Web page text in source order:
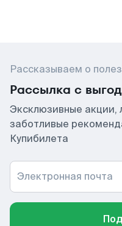
Рассказываем о
Рассылка с
Эксклюзивные акции,
заботливые
Купибилета
Электронная почта